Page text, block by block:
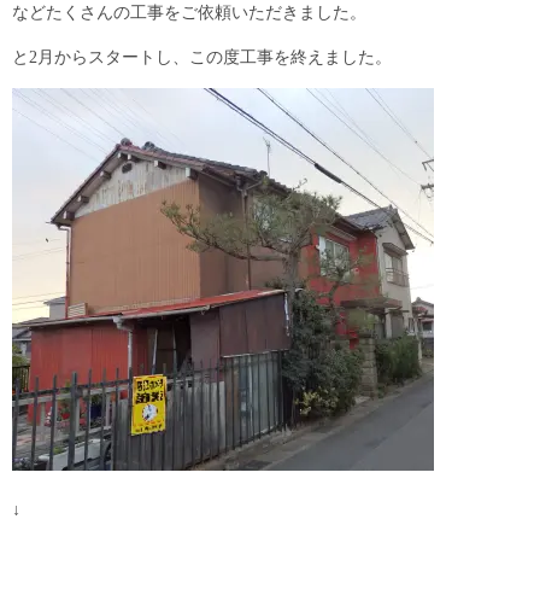
などたくさんの工事をご依頼いただきました。
と2月からスタートし、この度工事を終えました。
↓